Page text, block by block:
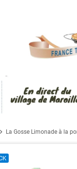
chevron_right La Gosse Limonade à la